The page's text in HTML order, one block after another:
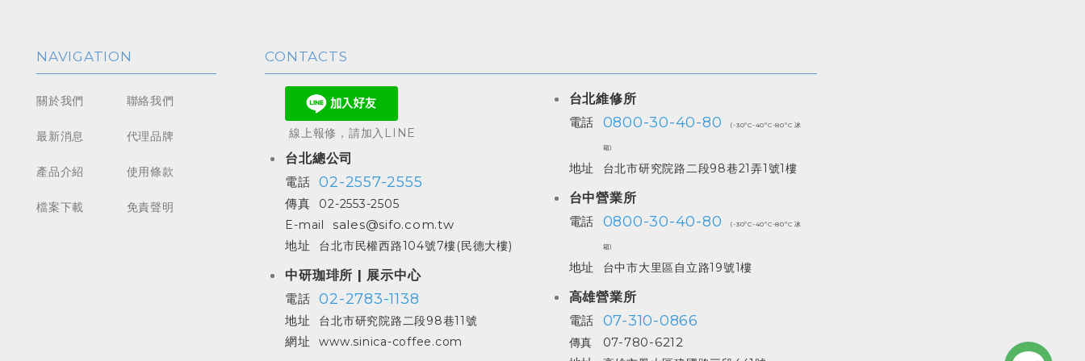
NAVIGATION
關於我們
最新消息
產品介紹
檔案下載
聯絡我們
代理品牌
使用條款
免責聲明
CONTACTS
線上報修，請加入LINE
台北總公司
電話 02-2557-2555
傳真
02-2553-2505
E-mail
sales@sifo.com.tw
地址
台北市民權西路104號7樓(民德大樓)
中研珈琲所 | 展示中心
電話 02-2783-1138
地址 台北市研究院路二段98巷11號
網址 www.sinica-coffee.com
台北維修所
電話
0800-30-40-80 (-30ºC-40ºC-80ºC 冰
箱)
地址 台北市研究院路二段98巷21弄1號1樓
台中營業所
電話
0800-30-40-80 (-30ºC-40ºC-80ºC 冰
箱)
地址 台中市大里區自立路19號1樓
高雄營業所
電話
07-310-0866
傳真
07-780-6212